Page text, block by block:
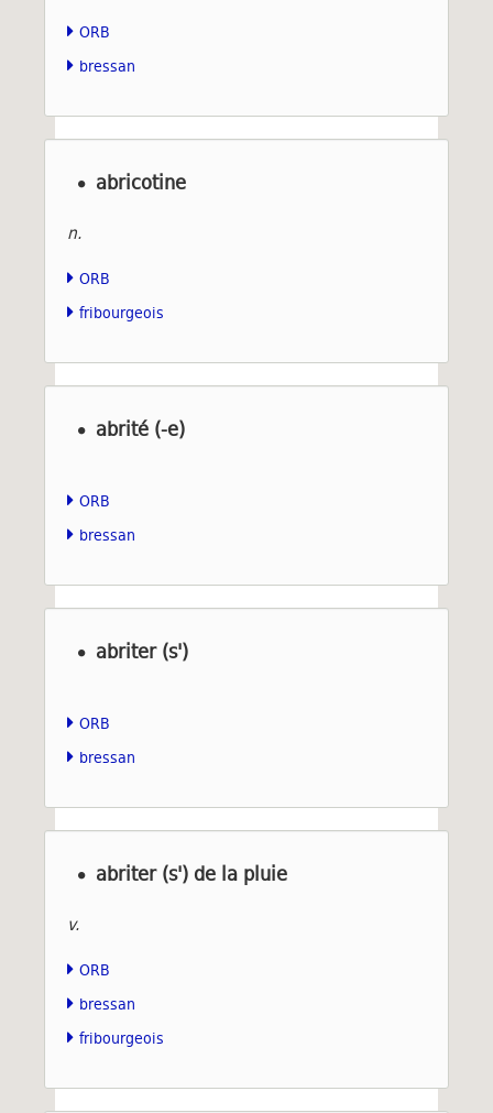
ORB
bressan
abricotine
n.
ORB
fribourgeois
abrité (-e)
ORB
bressan
abriter (s')
ORB
bressan
abriter (s') de la pluie
v.
ORB
bressan
fribourgeois